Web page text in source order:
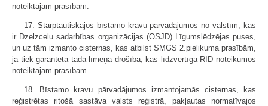
noteiktajām prasībām.
17. Starptautiskajos bīstamo kravu pārvadājumos no valstīm, kas
ir Dzelzceļu sadarbības organizācijas (OSJD) Līgumslēdzējas puses,
un uz tām izmanto cisternas, kas atbilst SMGS 2.pielikuma prasībām,
ja tiek garantēta tāda līmeņa drošība, kas līdzvērtīga RID noteikumos
noteiktajām prasībām.
18. Bīstamo kravu pārvadājumos izmantojamās cisternas, kas
reģistrētas ritošā sastāva valsts reģistrā, pakļautas normatīvajos